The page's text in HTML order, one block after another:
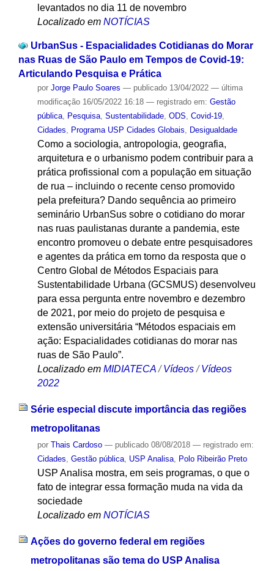
levantados no dia 11 de novembro
Localizado em NOTÍCIAS
UrbanSus - Espacialidades Cotidianas do Morar
nas Ruas de São Paulo em Tempos de Covid-19:
Articulando Pesquisa e Prática
por Jorge Paulo Soares — publicado13/04/2022 — última
modificação16/05/2022 16:18 — registrado em: Gestão
pública, Pesquisa, Sustentabilidade, ODS, Covid-19,
Cidades, Programa USP Cidades Globais, Desigualdade
Como a sociologia, antropologia, geografia,
arquitetura e o urbanismo podem contribuir para a
prática profissional com a população em situação
de rua – incluindo o recente censo promovido
pela prefeitura? Dando sequência ao primeiro
seminário UrbanSus sobre o cotidiano do morar
nas ruas paulistanas durante a pandemia, este
encontro promoveu o debate entre pesquisadores
e agentes da prática em torno da resposta que o
Centro Global de Métodos Espaciais para
Sustentabilidade Urbana (GCSMUS) desenvolveu
para essa pergunta entre novembro e dezembro
de 2021, por meio do projeto de pesquisa e
extensão universitária “Métodos espaciais em
ação: Espacialidades cotidianas do morar nas
ruas de São Paulo”.
Localizado em MIDIATECA /Vídeos /Vídeos
2022
Série especial discute importância das regiões
metropolitanas
por Thais Cardoso — publicado08/08/2018 — registrado em:
Cidades Gestão pública, USP Analisa, Polo Ribeirão Preto
USP Analisa mostra, em seis programas, o que o
fato de integrar essa formação muda na vida da
sociedade
Localizado em NOTÍCIAS
Ações do governo federal em regiões
metropolitanas são tema do USP Analisa